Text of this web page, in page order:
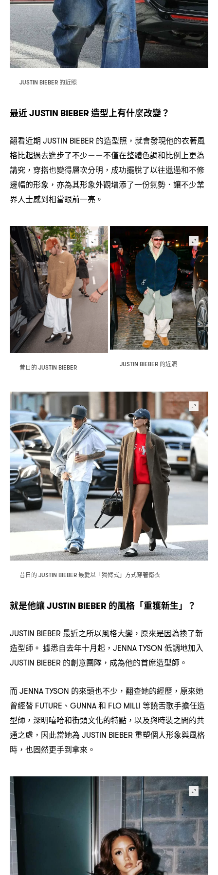
JUSTIN BIEBER 的近照
最近JUSTIN BIEBER造型上有什麼改變？
翻看近期 JUSTIN BIEBER 的造型照 ， 就會發現他的衣著風
格比起過去進步了不少－－不僅在整體色調和比例上更為
講究 ， 穿搭也變得層次分明 ， 成功擺脫了以往邋遢和不修
邊幅的形象 ， 亦為其形象外觀增添了一份氣勢 ． 讓不少業
界人士感到相當眼前一亮。
昔日的 JUSTIN BIEBER JUSTIN BIEBER 的近照
昔日的 JUSTIN BIEBER最愛以「獨臂式」方式穿著衛衣
就是他讓JUSTIN BIEBER 的風格「重獲新生」 ？
JUSTIN BIEBER 最近之所以風格大變 ， 原來是因為換了新
造型師。 據悉自去年十月起 ，JENNA TYSON 低調地加入
JUSTIN BIEBER 的創意團隊 ， 成為他的首席造型師。
而JENNA TYSON 的來頭也不少 ， 翻查她的經歷 ， 原來她
曾經替 FUTURE 、 GUNNA和 FLO MILLI 等饒舌歌手擔任造
型師 ， 深明嘻哈和街頭文化的特點 ， 以及與時裝之間的共
通之處 ， 因此當她為 JUSTIN BIEBER 重塑個人形象與風格
時 ， 也固然更手到拿來。